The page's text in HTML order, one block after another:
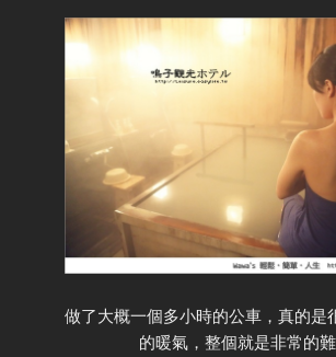
做了大概一個多小時的公車，真的是
的暖氣，整個就是非常的